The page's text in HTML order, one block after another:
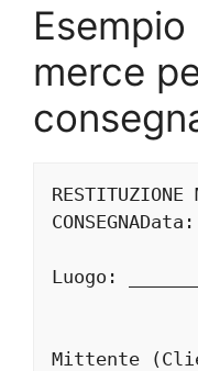
merce
RESTITUZIONE
Luogo:
Mittente